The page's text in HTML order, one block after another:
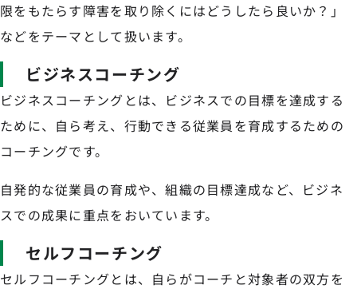
限をもたらす障害を取り除くにはどうしたら良いか？」
などをテーマとして扱います。
ビジネスコーチング
ビジネスコーチングとは、ビジネスでの目標を達成する
ために、自ら考え、行動できる従業員を育成するための
コーチングです。
自発的な従業員の育成や、組織の目標達成など、ビジネ
スでの成果に重点をおいています。
セルフコーチング
セルフコーチングとは、自らがコーチと対象者の双方を